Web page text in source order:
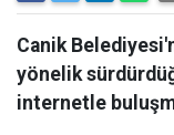
Canik
yönelik
internetle